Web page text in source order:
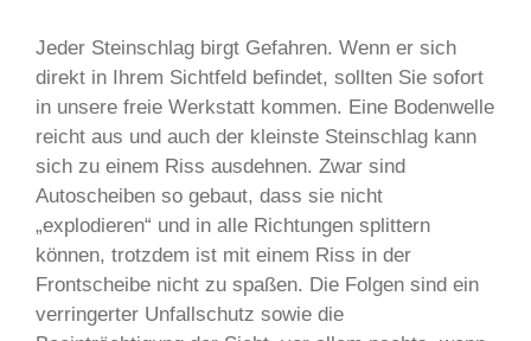
Jeder Steinschlag birgt Gefahren. Wenn er sich
direkt in Ihrem Sichtfeld befindet, sollten Sie sofort
in unsere freie Werkstatt kommen. Eine Bodenwelle
reicht aus und auch der kleinste Steinschlag kann
sich zu einem Riss ausdehnen. Zwar sind
Autoscheiben so gebaut, dass sie nicht
„explodieren“ und in alle Richtungen splittern
können, trotzdem ist mit einem Riss in der
Frontscheibe nicht zu spaßen. Die Folgen sind ein
verringerter Unfallschutz sowie die